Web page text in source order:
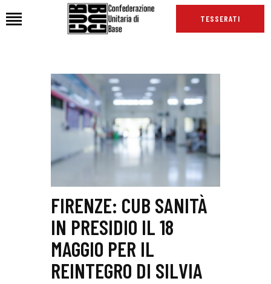
TESSERATI
HOME
CHI SIAMO
SEDI
PODCAST CUB
INTERNAZIONALE
RASSEGNA STAMPA
FIRENZE: CUB SANITÀ
IN PRESIDIO IL 18
MAGGIO PER IL
REINTEGRO DI SILVIA